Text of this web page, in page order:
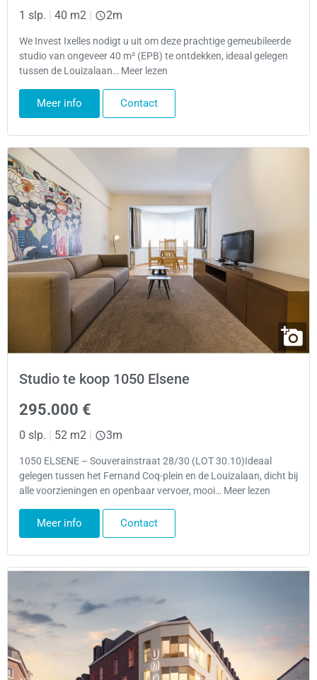
1 slp. | 40 m2 | 2m
We Invest Ixelles nodigt u uit om deze prachtige gemeubileerde
studio van ongeveer 40 m² (EPB) te ontdekken, ideaal gelegen
tussen de Louizalaan… Meer lezen
Meer info Contact
Studio te koop 1050 Elsene
295.000 €
0 slp. | 52 m2 | 3m
1050 ELSENE – Souverainstraat 28/30 (LOT 30.10)Ideaal
gelegen tussen het Fernand Coq-plein en de Louizalaan, dicht bij
alle voorzieningen en openbaar vervoer, mooi… Meer lezen
Meer info Contact